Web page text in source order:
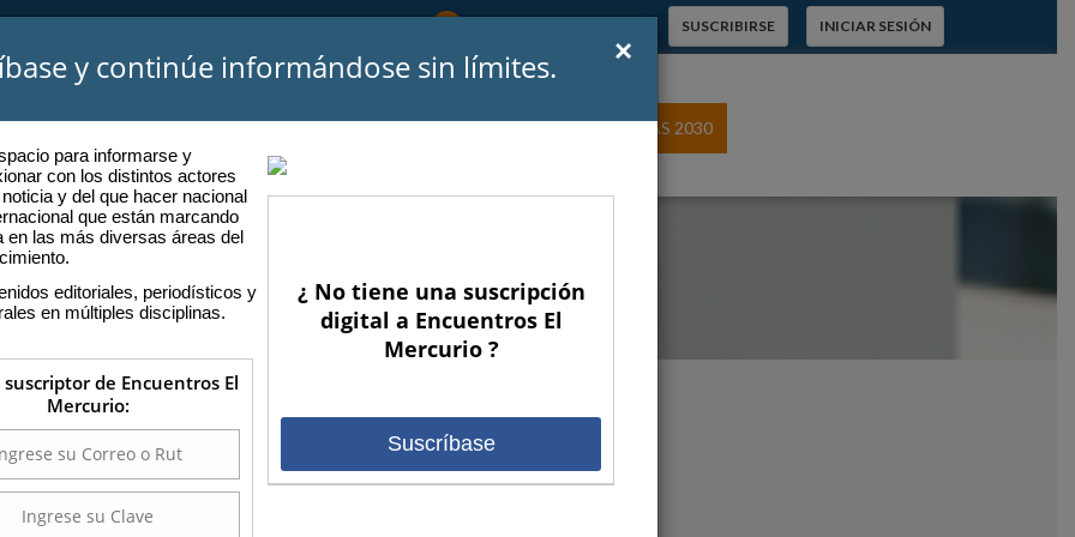
SUSCRIBIRSE INICIAR SESIÓN
SOMOS PODCASTS ENCUENTROS ANTERIORES PROTAGONISTAS 2030
LA MADUREZ
2 AÑOS ATRAS
y continúe informándose sin límites. ×
para informarse y
con los distintos actores
y del que hacer nacional
que están marcando
en las más diversas áreas del
editoriales, periodísticos y
en múltiples disciplinas.
suscriptor de Encuentros El
Mercurio:
¿ No tiene una suscripción
digital a Encuentros El
Mercurio ?
Suscríbase